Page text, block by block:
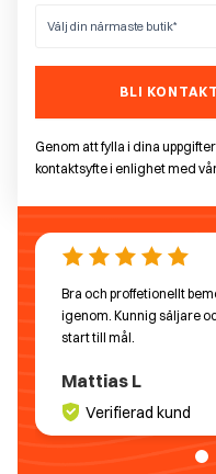
Bra och proffetionellt
igenom. Kunnig säljare
start till mål.
Mattias L
Verifierad kund
BLI
Genom att fylla i dina
kontaktsyfte i enlighet med